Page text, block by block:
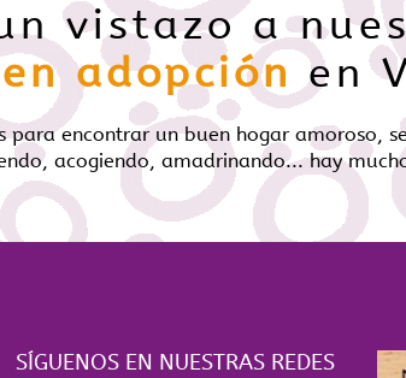
vistazo a
en adopción en
para encontrar un buen hogar amoroso,
acogiendo, amadrinando... hay
SÍGUENOS EN NUESTRAS REDES